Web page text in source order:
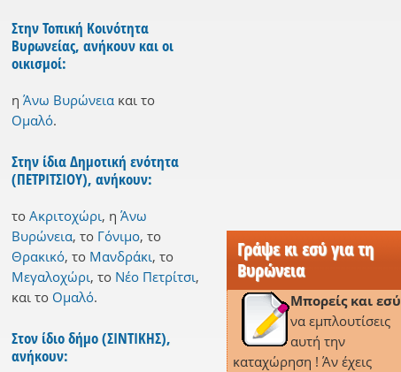
Στην Τοπική Κοινότητα
Βυρωνείας, ανήκουν και οι
οικισμοί:
η Άνω Βυρώνεια και το
Ομαλό.
Στην ίδια Δημοτική ενότητα
(ΠΕΤΡΙΤΣΙΟΥ), ανήκουν:
το Ακριτοχώρι, η Άνω
Βυρώνεια, το Γόνιμο, το
Θρακικό, το Μανδράκι, το
Μεγαλοχώρι, το Νέο Πετρίτσι,
και το Ομαλό.
Στον ίδιο δήμο (ΣΙΝΤΙΚΗΣ),
ανήκουν:
Γράψε κι εσύ για τη
Βυρώνεια
Μπορείς και εσύ
να εμπλουτίσεις
αυτή την
καταχώρηση ! Άν έχεις